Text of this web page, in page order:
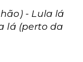
- Lula lá
lá (perto da